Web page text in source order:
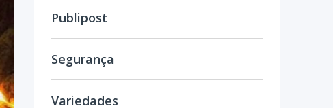
Publipost
Segurança
Variedades